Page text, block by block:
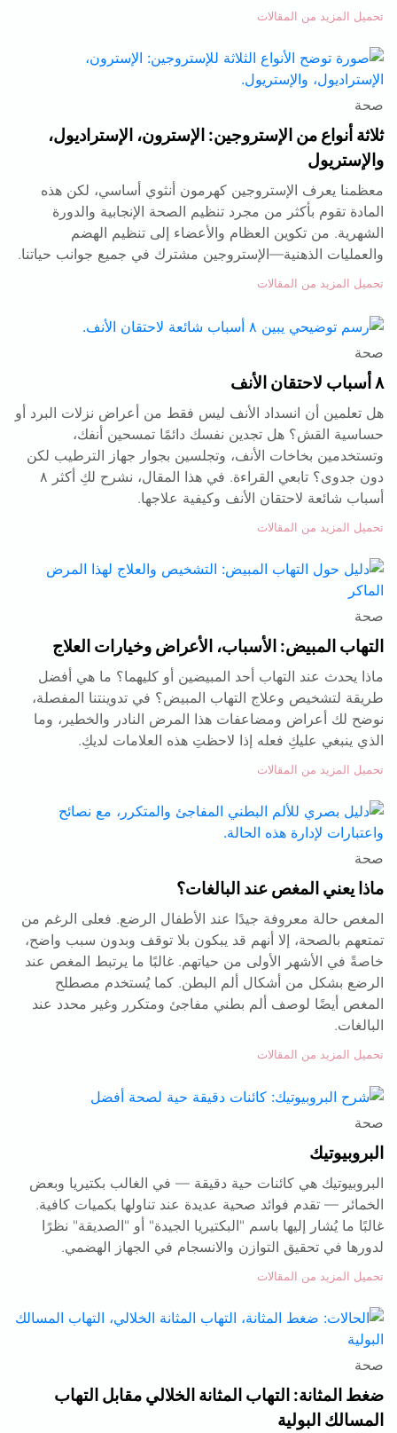
تحميل المزيد من المقالات
صحة
ثلاثة أنواع من الإستروجين: الإسترون، الإستراديول،
والإستريول
معظمنا يعرف الإستروجين كهرمون أنثوي أساسي، لكن هذه
المادة تقوم بأكثر من مجرد تنظيم الصحة الإنجابية والدورة
الشهرية. من تكوين العظام والأعضاء إلى تنظيم الهضم
والعمليات الذهنية—الإستروجين مشترك في جميع جوانب حياتنا.
تحميل المزيد من المقالات
صحة
٨ أسباب لاحتقان الأنف
هل تعلمين أن انسداد الأنف ليس فقط من أعراض نزلات البرد أو
حساسية القش؟ هل تجدين نفسك دائمًا تمسحين أنفك،
وتستخدمين بخاخات الأنف، وتجلسين بجوار جهاز الترطيب لكن
دون جدوى؟ تابعي القراءة. في هذا المقال، نشرح لكِ أكثر ٨
أسباب شائعة لاحتقان الأنف وكيفية علاجها.
تحميل المزيد من المقالات
صحة
التهاب المبيض: الأسباب، الأعراض وخيارات العلاج
ماذا يحدث عند التهاب أحد المبيضين أو كليهما؟ ما هي أفضل
طريقة لتشخيص وعلاج التهاب المبيض؟ في تدوينتنا المفصلة،
نوضح لك أعراض ومضاعفات هذا المرض النادر والخطير، وما
الذي ينبغي عليكِ فعله إذا لاحظتِ هذه العلامات لديكِ.
تحميل المزيد من المقالات
صحة
ماذا يعني المغص عند البالغات؟
المغص حالة معروفة جيدًا عند الأطفال الرضع. فعلى الرغم من
تمتعهم بالصحة، إلا أنهم قد يبكون بلا توقف وبدون سبب واضح،
خاصةً في الأشهر الأولى من حياتهم. غالبًا ما يرتبط المغص عند
الرضع بشكل من أشكال ألم البطن. كما يُستخدم مصطلح
المغص أيضًا لوصف ألم بطني مفاجئ ومتكرر وغير محدد عند
البالغات.
تحميل المزيد من المقالات
صحة
البروبيوتيك
البروبيوتيك هي كائنات حية دقيقة — في الغالب بكتيريا وبعض
الخمائر — تقدم فوائد صحية عديدة عند تناولها بكميات كافية.
غالبًا ما يُشار إليها باسم "البكتيريا الجيدة" أو "الصديقة" نظرًا
لدورها في تحقيق التوازن والانسجام في الجهاز الهضمي.
تحميل المزيد من المقالات
صحة
ضغط المثانة: التهاب المثانة الخلالي مقابل التهاب
المسالك البولية